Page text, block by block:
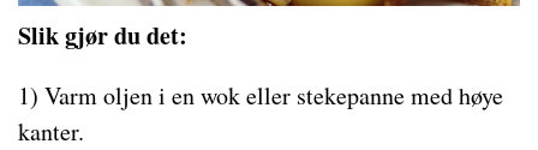
Slik gjør du det:
1) Varm oljen i en wok eller stekepanne med høye
kanter.